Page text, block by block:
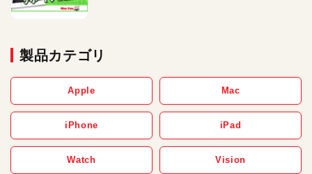
製品カテゴリ
Apple Mac
iPhone iPad
Watch Vision